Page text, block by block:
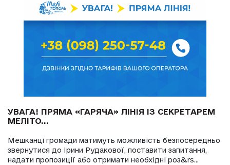
УВАГА! ПРЯМА «ГАРЯЧА» ЛІНІЯ ІЗ СЕКРЕТАРЕМ
МЕЛІТО...
Мешканці громади матимуть можливість безпосередньо
звернутися до Ірини Рудакової, поставити запитання,
надати пропозиції або отримати необхідні роз&rs...